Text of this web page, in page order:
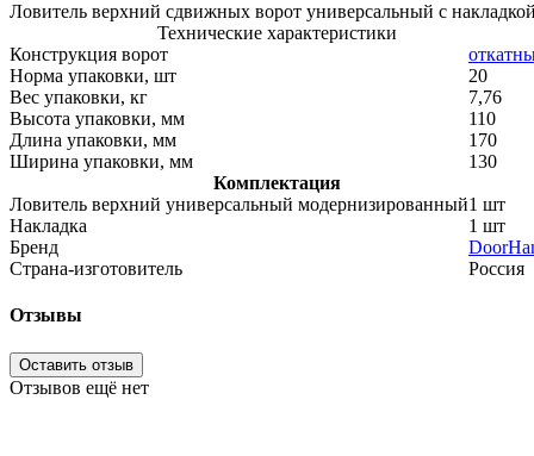
Ловитель верхний сдвижных ворот универсальный с
Технические характеристики
Конструкция ворот
Норма упаковки, шт
20
Вес упаковки, кг
7,76
Высота упаковки, мм
110
Длина упаковки, мм
170
Ширина упаковки, мм
130
Комплектация
Ловитель верхний универсальный модернизированный1 шт
Накладка
1 шт
Бренд
Страна-изготовитель
Россия
Отзывы
Оставить отзыв
Отзывов ещё нет